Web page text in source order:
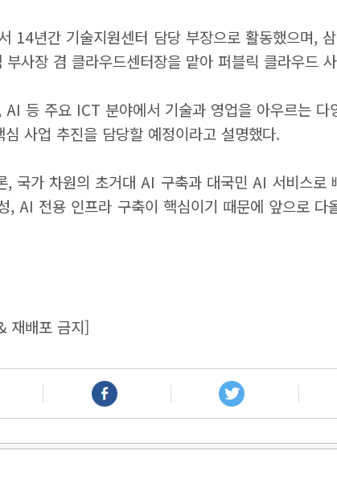
14년간 기술지원센터 담당 부장으로 활동했으며,
부사장 겸 클라우드센터장을 맡아 퍼블릭 클라우
등 주요 ICT 분야에서 기술과 영업을 아우르는
사업 추진을 담당할 예정이라고 설명했다.
국가 차원의 초거대 AI 구축과 대국민 AI 서비스
AI 전용 인프라 구축이 핵심이기 때문에 앞으로
재배포 금지]